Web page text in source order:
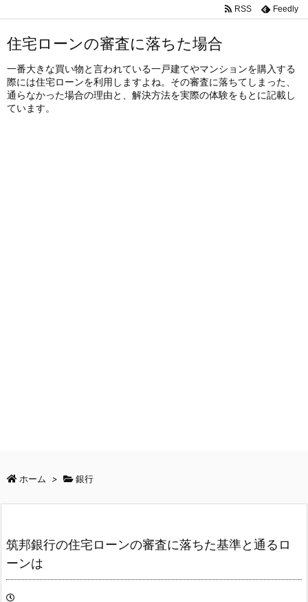
RSS Feedly
住宅ローンの審査に落ちた場合
一番大きな買い物と言われている一戸建てやマンションを購入する
際には住宅ローンを利用しますよね。その審査に落ちてしまった、
通らなかった場合の理由と、解決方法を実際の体験をもとに記載し
ています。
ホーム > 銀行
筑邦銀行の住宅ローンの審査に落ちた基準と通るロ
ーンは